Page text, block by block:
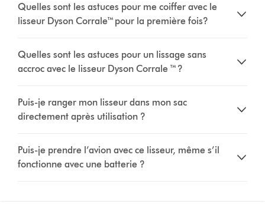
Quelles sont les astuces pour me coiffer avec le
lisseur Dyson Corrale™ pour la première fois?
Quelles sont les astuces pour un lissage sans
accroc avec le lisseur Dyson Corrale ™ ?
Puis-je ranger mon lisseur dans mon sac
directement après utilisation ?
Puis-je prendre l’avion avec ce lisseur, même s’il
fonctionne avec une batterie ?